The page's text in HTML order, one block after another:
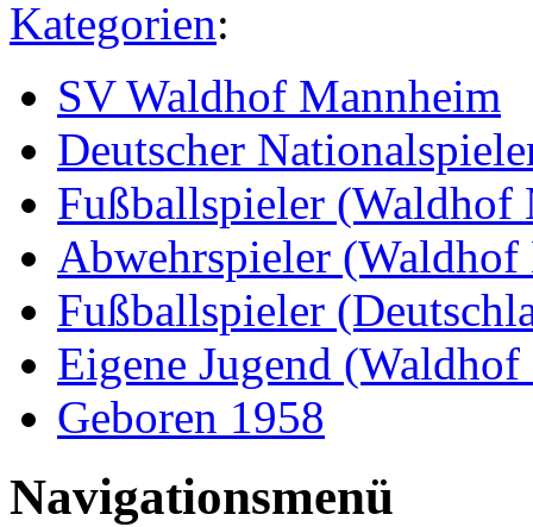
Kategorien:
SV Waldhof Mannheim
Deutscher
Fußballspieler (Waldhof
Abwehrspieler
Fußballspieler
Eigene Jugend
Geboren 1958
Navigationsmenü